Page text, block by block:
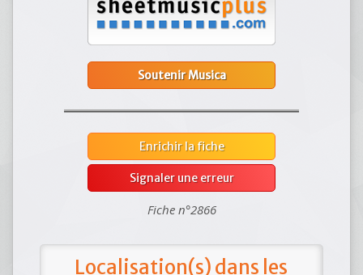
Soutenir Musica
Enrichir la fiche
Signaler une erreur
Fiche n°2866
Localisation(s) dans les